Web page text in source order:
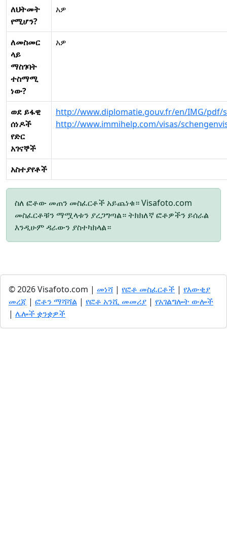
ለህትመት
የሚሆን?
አዎ
ለመስመር
ላይ
ማስገባት
ተስማሚ
ነው?
አዎ
ወደ ይፋዊ
ሰነዶች
የድር
አገናኞች
http://www.diplomatie.gouv.fr/en/IMG/pdf/
http://www.immihelp.com/visas/
አስተያየቶች
ስለ ፎቶው መጠን መስፈርቶች አይጨነቁ። Visafoto.com
መስፈርቶቹን ማሟላቱን ያረጋግጣል። ትክክለኛ ፎቶዎችን ይሰራል
እንዲሁም ዳራውን ያስተካክላል።
© 2026 Visafoto.com | መነሻ | የፎቶ መስፈርቶች | የእውቂያ
መረጃ | ፎቶን ማሻሻል | የፎቶ አንሺ መመሪያ | የአገልግሎት ውሎች
| ሌሎች ቋንቋዎች